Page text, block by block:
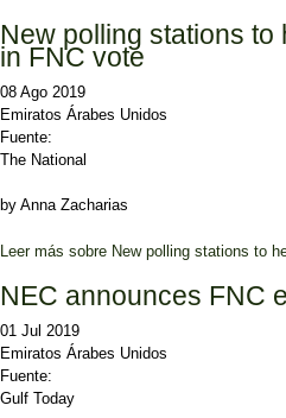
New polling stations to
in FNC vote
08 Ago 2019
Emiratos Árabes Unidos
Fuente:
The National
by Anna Zacharias
Leer más sobre New polling stations to
NEC announces FNC
01 Jul 2019
Emiratos Árabes Unidos
Fuente:
Gulf Today